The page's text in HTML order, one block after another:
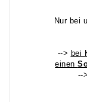
Nur bei
--> bei
einen
--